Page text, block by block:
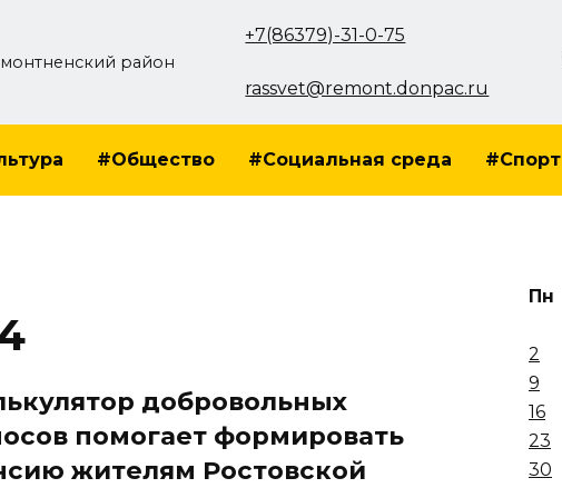
район
+7(86379)-31-0-75
rassvet@remont.donpac.ru
#Общество #Социальная среда #Спорт
добровольных
помогает формировать
жителям Ростовской
Пн
2
9
16
23
30